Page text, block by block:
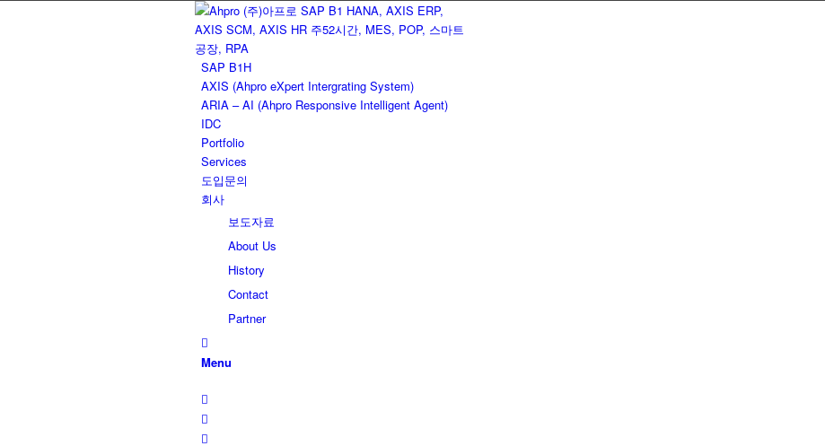
SAP B1H
AXIS (Ahpro eXpert Intergrating System)
ARIA – AI (Ahpro Responsive Intelligent Agent)
IDC
Portfolio
Services
도입문의
회사
보도자료
About Us
History
Contact
Partner
Menu